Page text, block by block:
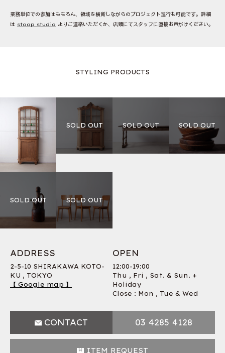
業務単位での参加はもちろん、領域を横断しながらのプロジェクト進行も可能です。詳細
は stoop studio よりご連絡いただくか、店頭にてスタッフに直接お声がけください。
STYLING PRODUCTS
ADDRESS
2-5-10 SHIRAKAWA KOTO-
KU , TOKYO
【 Google map 】
OPEN
12:00-19:00
Thu , Fri , Sat. & Sun. +
Holiday
Close : Mon , Tue & Wed
CONTACT 03 4285 4128
ITEM REQUEST